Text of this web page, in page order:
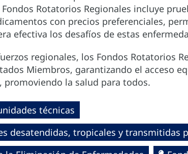
Rotatorios Regionales incluye
con precios preferenciales,
efectiva los desafíos de estas
regionales, los Fondos Rotatorios
Miembros, garantizando el acceso
promoviendo la salud para todos.
técnicas
desatendidas, tropicales y transmitidas